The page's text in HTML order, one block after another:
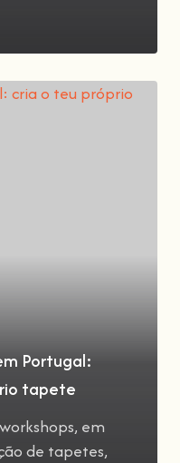
Portugal:
tapete
em
de tapetes,